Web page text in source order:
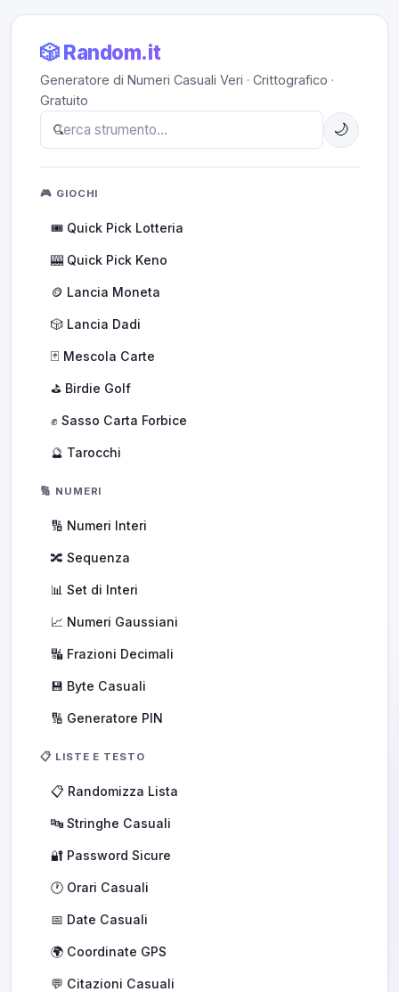
🎲 Random.it
Generatore di Numeri Casuali Veri · Crittografico ·
Gratuito
🌙
🎮 GIOCHI
🎟️ Quick Pick Lotteria
🎰 Quick Pick Keno
🪙 Lancia Moneta
🎲 Lancia Dadi
🃏 Mescola Carte
⛳ Birdie Golf
✊ Sasso Carta Forbice
🔮 Tarocchi
🔢 NUMERI
🔢 Numeri Interi
🔀 Sequenza
📊 Set di Interi
📈 Numeri Gaussiani
🔣 Frazioni Decimali
💾 Byte Casuali
🔢 Generatore PIN
📋 LISTE E TESTO
📋 Randomizza Lista
🔤 Stringhe Casuali
🔐 Password Sicure
🕐 Orari Casuali
📅 Date Casuali
🌍 Coordinate GPS
💬 Citazioni Casuali